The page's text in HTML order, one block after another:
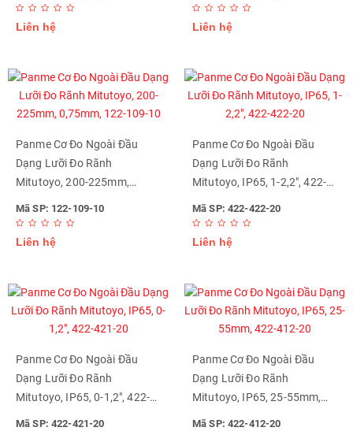
Liên hệ Liên hệ
Panme Cơ Đo Ngoài Đầu
Dạng Lưỡi Đo Rãnh
Mitutoyo, 200-225mm,
0,75mm, 122-109-10
Mã SP: 122-109-10
Liên hệ
Panme Cơ Đo Ngoài Đầu
Dạng Lưỡi Đo Rãnh
Mitutoyo, IP65, 1-2,2", 422-
422-20
Mã SP: 422-422-20
Liên hệ
Panme Cơ Đo Ngoài Đầu
Dạng Lưỡi Đo Rãnh
Mitutoyo, IP65, 0-1,2", 422-
421-20
Mã SP: 422-421-20
Panme Cơ Đo Ngoài Đầu
Dạng Lưỡi Đo Rãnh
Mitutoyo, IP65, 25-55mm,
422-412-20
Mã SP: 422-412-20